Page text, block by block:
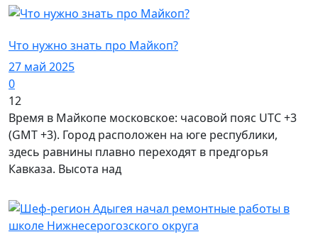
Что нужно знать про Майкоп?
27 май 2025
0
12
Время в Майкопе московское: часовой пояс UTC +3
(GMT +3). Город расположен на юге республики,
здесь равнины плавно переходят в предгорья
Кавказа. Высота над